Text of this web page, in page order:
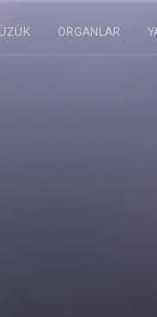
ORGANLAR